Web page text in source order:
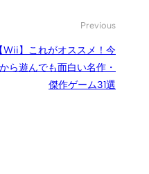
Previous
【Wii】これがオススメ！今
から遊んでも面白い名作・
傑作ゲーム31選